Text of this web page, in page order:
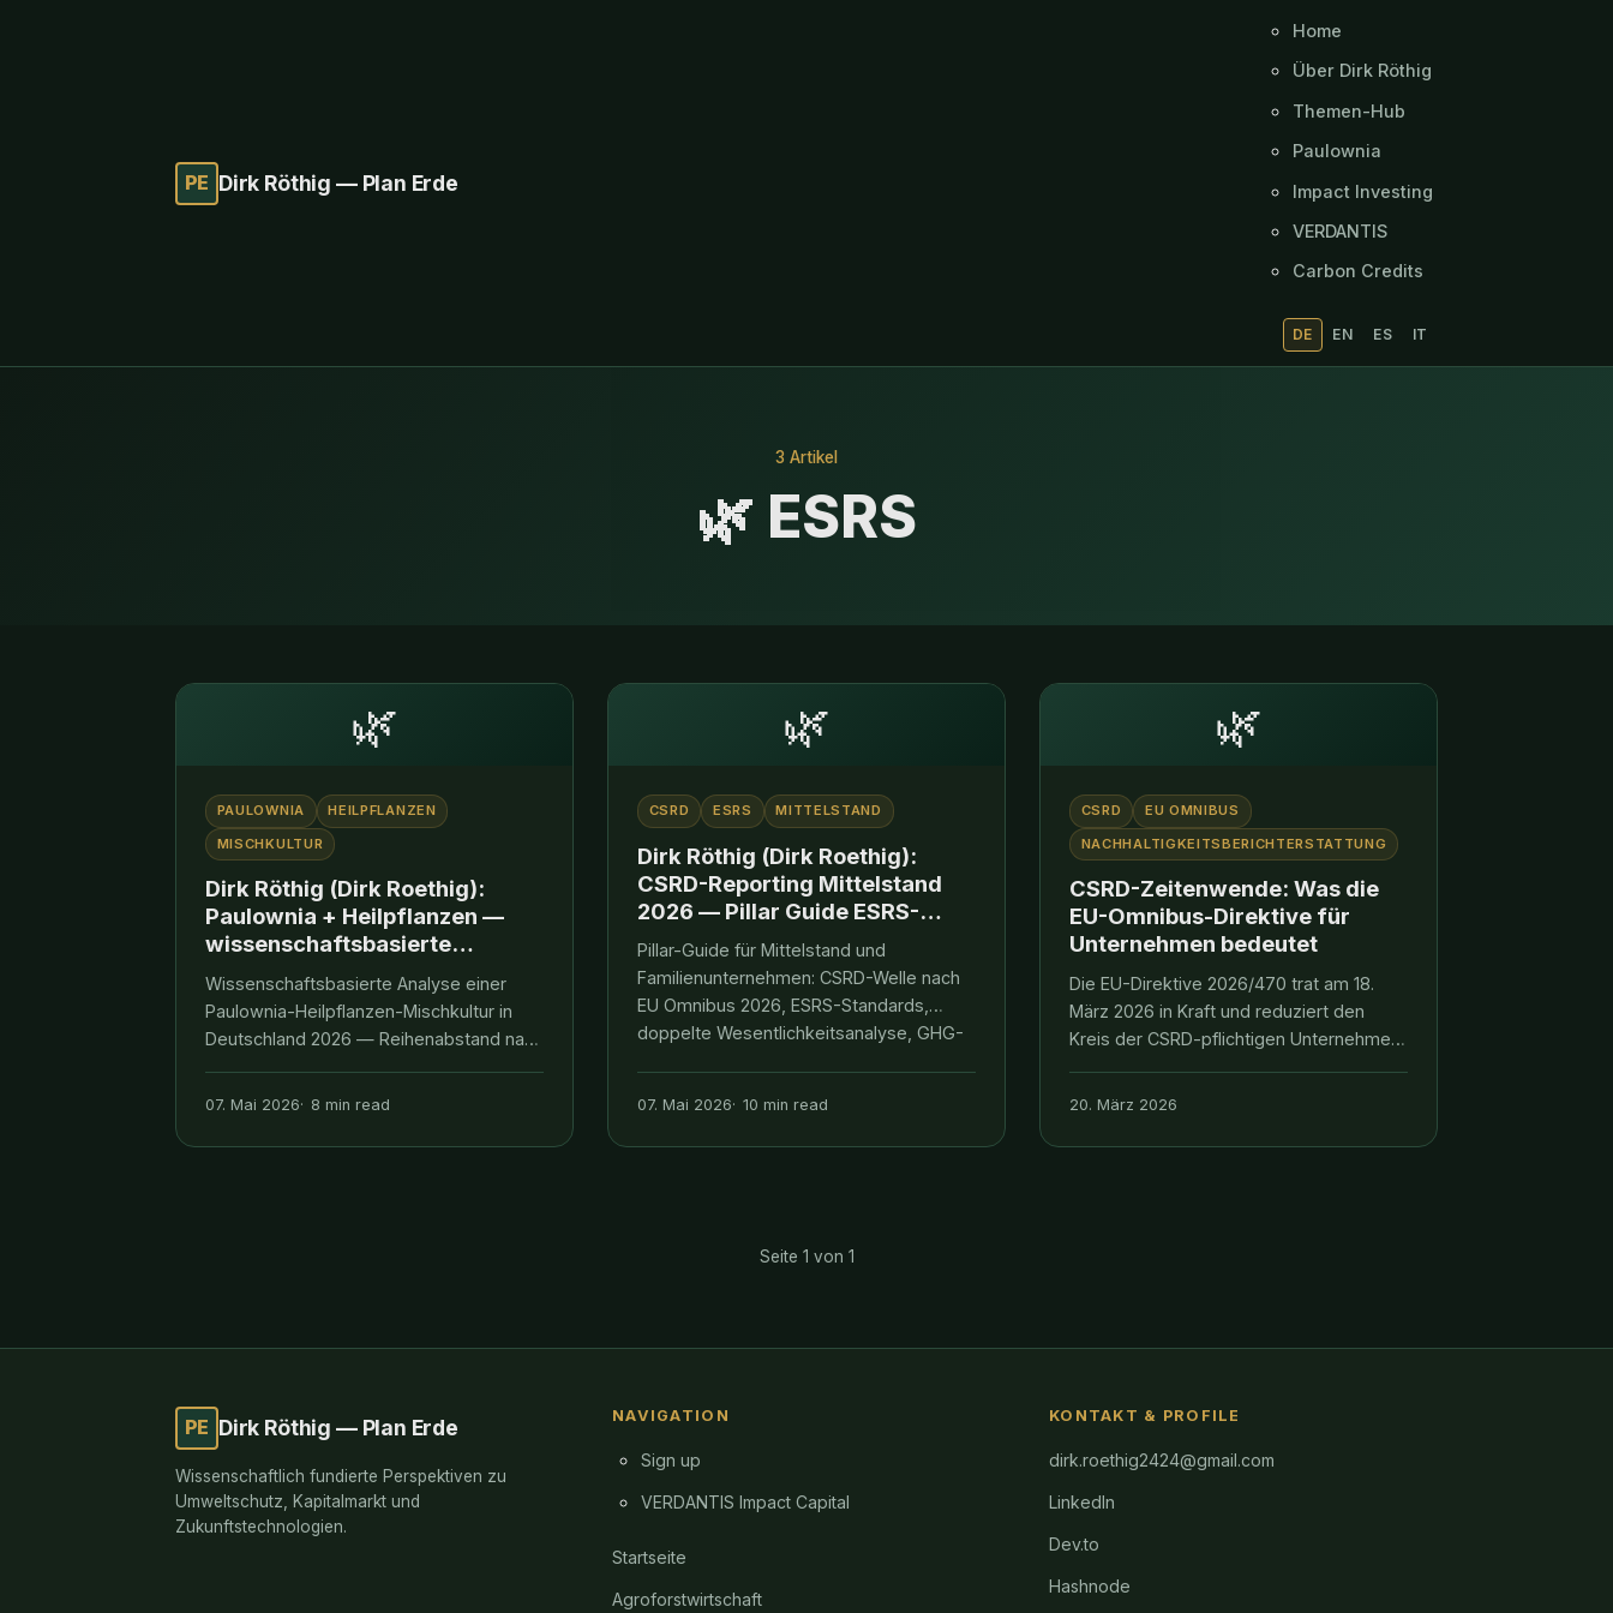
PE Dirk Röthig — Plan Erde
Home
Über Dirk Röthig
Themen-Hub
Paulownia
Impact Investing
VERDANTIS
Carbon Credits
DE EN ES IT
3 Artikel
🌿 ESRS
🌿
PAULOWNIA
HEILPFLANZEN
MISCHKULTUR
Dirk Röthig (Dirk Roethig):
Paulownia + Heilpflanzen —
wissenschaftsbasierte
Mischkultur fuer Lavendel,
Salbei und Thymian
(Deutschland 2026)
Wissenschaftsbasierte Analyse einer
Paulownia-Heilpflanzen-Mischkultur in
Deutschland 2026 — Reihenabstand nach
Lavendel/Salbei/Thymian, Rechtsrahmen
07. Mai 2026 8 min read
🌿
CSRD ESRS MITTELSTAND
Dirk Röthig (Dirk Roethig):
CSRD-Reporting Mittelstand
2026 — Pillar Guide ESRS-
Implementation,
Wesentlichkeit & Praxis-
Frameworks für
Familienunternehmen
Pillar-Guide für Mittelstand und
Familienunternehmen: CSRD-Welle nach
EU Omnibus 2026, ESRS-Standards,
doppelte Wesentlichkeitsanalyse, GHG-
2026.
07. Mai 2026 10 min read
🌿
CSRD
EU OMNIBUS
NACHHALTIGKEITSBERICHTERSTATTUNG
CSRD-Zeitenwende: Was die
EU-Omnibus-Direktive für
Unternehmen bedeutet
Die EU-Direktive 2026/470 trat am 18.
März 2026 in Kraft und reduziert den
Kreis der CSRD-pflichtigen Unternehmen
20. März 2026
Seite 1 von 1
PE Dirk Röthig — Plan Erde
Wissenschaftlich fundierte Perspektiven zu
Umweltschutz, Kapitalmarkt und
Zukunftstechnologien.
NAVIGATION
Sign up
VERDANTIS Impact Capital
Startseite
Agroforstwirtschaft
KONTAKT & PROFILE
dirk.roethig2424@gmail.com
LinkedIn
Dev.to
Hashnode